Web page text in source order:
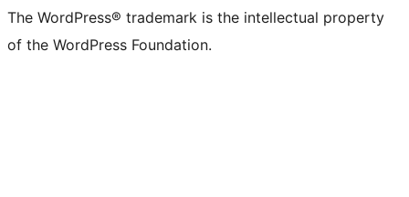
The WordPress® trademark is the intellectual property
of the WordPress Foundation.